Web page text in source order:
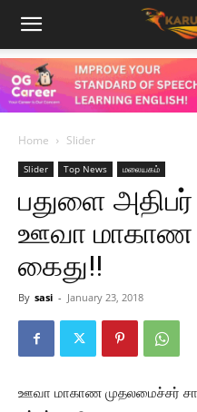
Home Slider
Slider Top News மலையகம்
பதுளை
ஊவா மாகாண
கைது!!
By sasi - January 23, 2018
ஊவா மாகாண முதலமைச்சர்